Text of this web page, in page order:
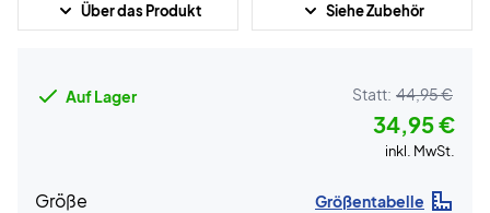
Über das Produkt Siehe Zubehör
Auf Lager Statt: 44,95 €
34,95 €
inkl. MwSt.
Größe Größentabelle